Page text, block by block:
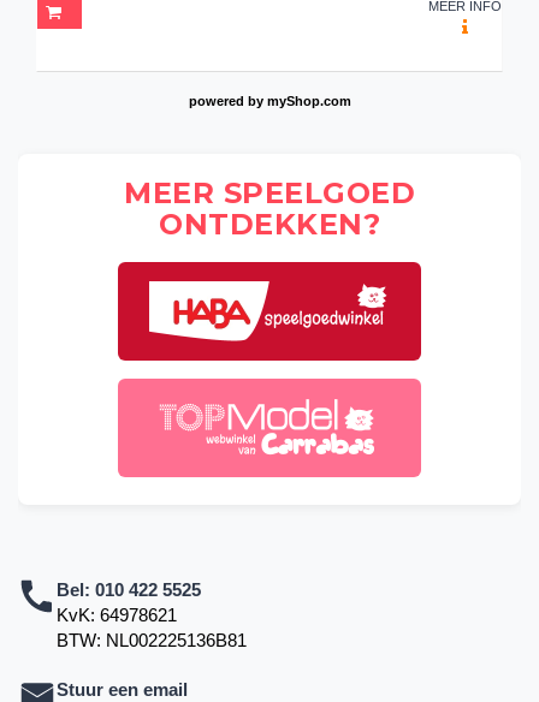
MEER INFO
powered by myShop.com
MEER SPEELGOED
ONTDEKKEN?
Bel: 010 422 5525
KvK: 64978621
BTW: NL002225136B81
Stuur een email